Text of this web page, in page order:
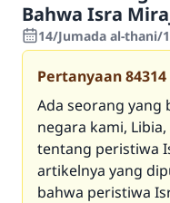
Bahwa Isra
14/Jumada al-thani/
Pertanyaan84314
Ada seorang yang
negara kami,
tentang peristiwa
artikelnya yang
bahwa peristiwa